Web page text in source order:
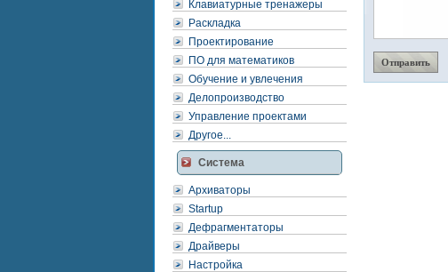
Клавиатурные тренажеры
Раскладка
Проектирование
ПО для математиков
Обучение и увлечения
Делопроизводство
Управление проектами
Другое...
Система
Архиваторы
Startup
Дефрагментаторы
Драйверы
Настройка